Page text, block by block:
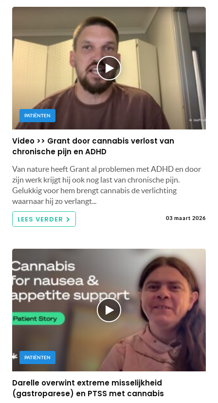
PATIËNTEN
Video >> Grant door cannabis verlost van
chronische pijn en ADHD
Van nature heeft Grant al problemen met ADHD en door
zijn werk krijgt hij ook nog last van chronische pijn.
Gelukkig voor hem brengt cannabis de verlichting
waarnaar hij zo verlangt...
LEES VERDER 03 maart 2026
PATIËNTEN
Darelle overwint extreme misselijkheid
(gastroparese) en PTSS met cannabis